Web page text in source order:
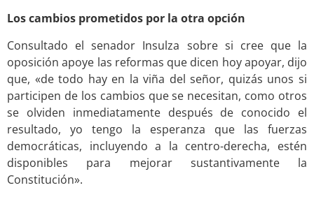
Los cambios prometidos por la otra opción
Consultado el senador Insulza sobre si cree que la
oposición apoye las reformas que dicen hoy apoyar, dijo
que, «de todo hay en la viña del señor, quizás unos si
participen de los cambios que se necesitan, como otros
se olviden inmediatamente después de conocido el
resultado, yo tengo la esperanza que las fuerzas
democráticas, incluyendo a la centro-derecha, estén
disponibles para mejorar sustantivamente la
Constitución».